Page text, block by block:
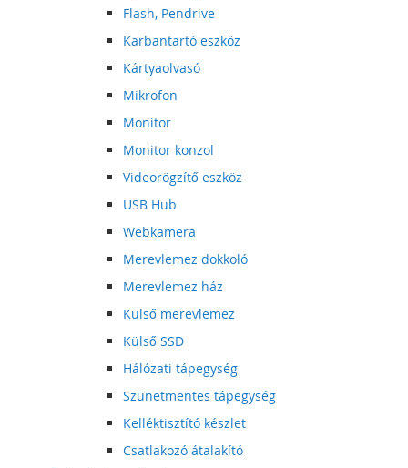
Flash, Pendrive
Karbantartó eszköz
Kártyaolvasó
Mikrofon
Monitor
Monitor konzol
Videorögzítő eszköz
USB Hub
Webkamera
Merevlemez dokkoló
Merevlemez ház
Külső merevlemez
Külső SSD
Hálózati tápegység
Szünetmentes tápegység
Kelléktisztító készlet
Csatlakozó átalakító